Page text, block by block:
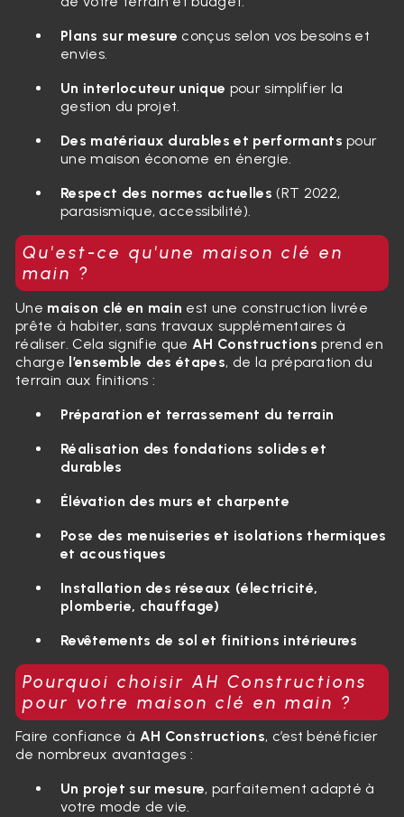
Plans sur mesure conçus selon vos besoins et
envies.
Un interlocuteur unique pour simplifier la
gestion du projet.
Des matériaux durables et performants pour
une maison économe en énergie.
Respect des normes actuelles (RT 2022,
parasismique, accessibilité).
Qu'est-ce qu'une maison clé en
main ?
Une maison clé en main est une construction livrée
prête à habiter, sans travaux supplémentaires à
réaliser. Cela signifie que AH Constructions prend en
charge l’ensemble des étapes, de la préparation du
terrain aux finitions :
Préparation et terrassement du terrain
Réalisation des fondations solides et
durables
Élévation des murs et charpente
Pose des menuiseries et isolations thermiques
et acoustiques
Installation des réseaux (électricité,
plomberie, chauffage)
Revêtements de sol et finitions intérieures
Pourquoi choisir AH Constructions
pour votre maison clé en main ?
Faire confiance à AH Constructions, c’est bénéficier
de nombreux avantages :
Un projet sur mesure, parfaitement adapté à
votre mode de vie.